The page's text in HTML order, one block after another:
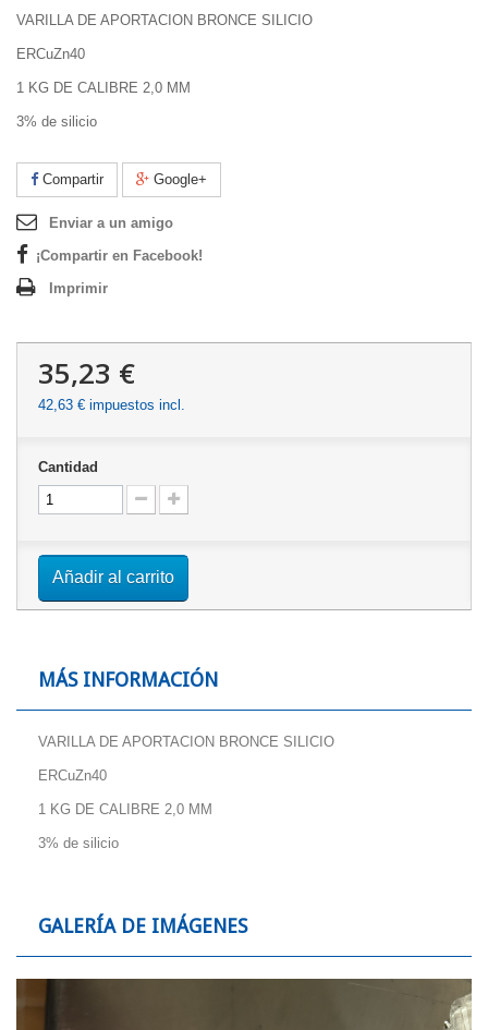
VARILLA DE APORTACION BRONCE SILICIO
ERCuZn40
1 KG DE CALIBRE 2,0 MM
3% de silicio
Compartir Google+
Enviar a un amigo
¡Compartir en Facebook!
Imprimir
35,23 €
42,63 € impuestos incl.
Cantidad
Añadir al carrito
MÁS INFORMACIÓN
VARILLA DE APORTACION BRONCE SILICIO
ERCuZn40
1 KG DE CALIBRE 2,0 MM
3% de silicio
GALERÍA DE IMÁGENES